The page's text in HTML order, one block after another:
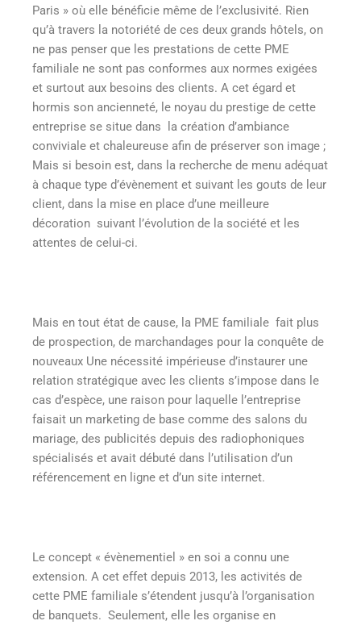
Paris » où elle bénéficie même de l’exclusivité. Rien
qu’à travers la notoriété de ces deux grands hôtels, on
ne pas penser que les prestations de cette PME
familiale ne sont pas conformes aux normes exigées
et surtout aux besoins des clients. A cet égard et
hormis son ancienneté, le noyau du prestige de cette
entreprise se situe dans la création d’ambiance
conviviale et chaleureuse afin de préserver son image ;
Mais si besoin est, dans la recherche de menu adéquat
à chaque type d’évènement et suivant les gouts de leur
client, dans la mise en place d’une meilleure
décoration suivant l’évolution de la société et les
attentes de celui-ci.
Mais en tout état de cause, la PME familiale fait plus
de prospection, de marchandages pour la conquête de
nouveaux Une nécessité impérieuse d’instaurer une
relation stratégique avec les clients s’impose dans le
cas d’espèce, une raison pour laquelle l’entreprise
faisait un marketing de base comme des salons du
mariage, des publicités depuis des radiophoniques
spécialisés et avait débuté dans l’utilisation d’un
référencement en ligne et d’un site internet.
Le concept « évènementiel » en soi a connu une
extension. A cet effet depuis 2013, les activités de
cette PME familiale s’étendent jusqu’à l’organisation
de banquets. Seulement, elle les organise en